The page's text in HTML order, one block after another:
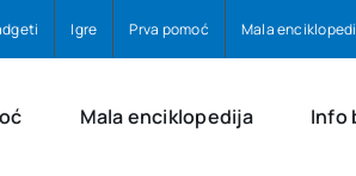
Igre Prva pomoć Mala
Mala enciklopedija Info